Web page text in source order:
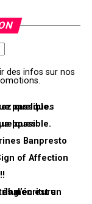
des infos sur nos